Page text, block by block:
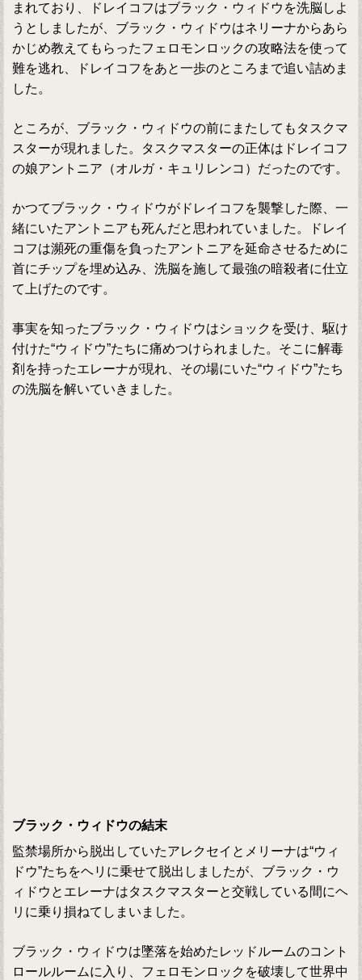
まれており、ドレイコフはブラック・ウィドウを洗脳しよ
うとしましたが、ブラック・ウィドウはネリーナからあら
かじめ教えてもらったフェロモンロックの攻略法を使って
難を逃れ、ドレイコフをあと一歩のところまで追い詰めま
した。
ところが、ブラック・ウィドウの前にまたしてもタスクマ
スターが現れました。タスクマスターの正体はドレイコフ
の娘アントニア（オルガ・キュリレンコ）だったのです。
かつてブラック・ウィドウがドレイコフを襲撃した際、一
緒にいたアントニアも死んだと思われていました。ドレイ
コフは瀕死の重傷を負ったアントニアを延命させるために
首にチップを埋め込み、洗脳を施して最強の暗殺者に仕立
て上げたのです。
事実を知ったブラック・ウィドウはショックを受け、駆け
付けた“ウィドウ”たちに痛めつけられました。そこに解毒
剤を持ったエレーナが現れ、その場にいた“ウィドウ”たち
の洗脳を解いていきました。
ブラック・ウィドウの結末
監禁場所から脱出していたアレクセイとメリーナは“ウィ
ドウ”たちをヘリに乗せて脱出しましたが、ブラック・ウ
ィドウとエレーナはタスクマスターと交戦している間にヘ
リに乗り損ねてしまいました。
ブラック・ウィドウは墜落を始めたレッドルームのコント
ロールルームに入り、フェロモンロックを破壊して世界中